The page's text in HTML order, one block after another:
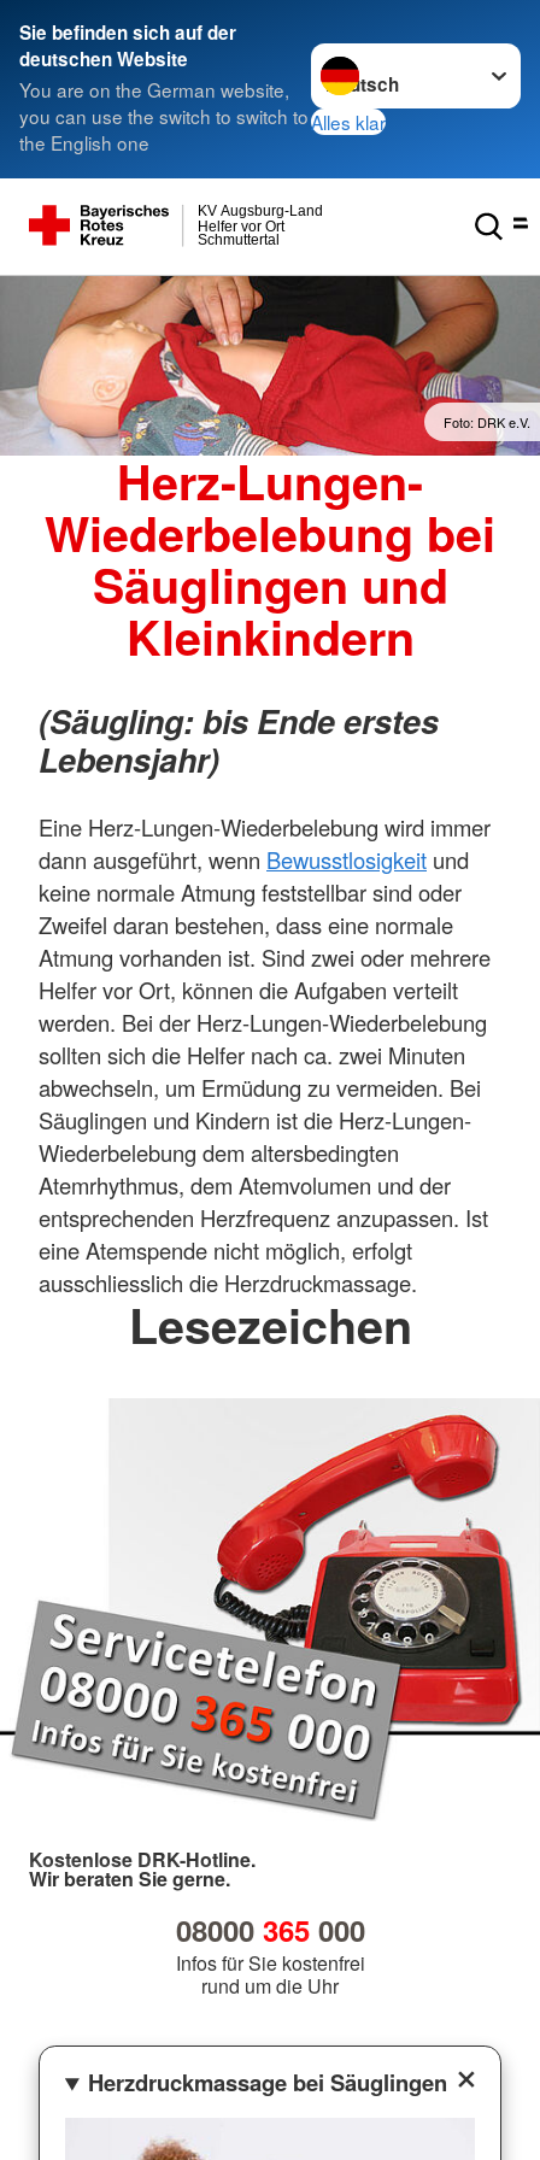
Sie befinden sich auf der
deutschen Website
You are on the German website,
you can use the switch to switch to
the English one
Sprache wechseln zu
Alles klar
Schmuttertal
Helfer vor Ort
KV Augsburg-Land
Foto: DRK e.V.
Herz-Lungen-
Wiederbelebung bei
Säuglingen und
Kleinkindern
(Säugling: bis Ende erstes
Lebensjahr)
Eine Herz-Lungen-Wiederbelebung wird immer
dann ausgeführt, wenn Bewusstlosigkeit und
keine normale Atmung feststellbar sind oder
Zweifel daran bestehen, dass eine normale
Atmung vorhanden ist. Sind zwei oder mehrere
Helfer vor Ort, können die Aufgaben verteilt
werden. Bei der Herz-Lungen-Wiederbelebung
sollten sich die Helfer nach ca. zwei Minuten
abwechseln, um Ermüdung zu vermeiden. Bei
Säuglingen und Kindern ist die Herz-Lungen-
Wiederbelebung dem altersbedingten
Atemrhythmus, dem Atemvolumen und der
entsprechenden Herzfrequenz anzupassen. Ist
eine Atemspende nicht möglich, erfolgt
ausschliesslich die Herzdruckmassage.
Lesezeichen
Kostenlose DRK-Hotline.
Wir beraten Sie gerne.
08000 365000
Infos für Sie kostenfrei
rund um die Uhr
Herzdruckmassage bei Säuglingen